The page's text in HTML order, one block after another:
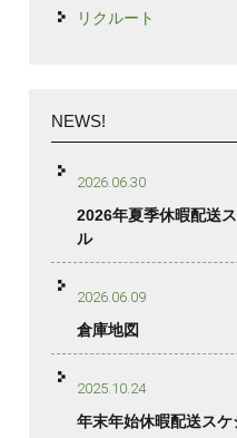
リクルート
NEWS!
2026.06.30
2026年夏季休暇配送
ル
2026.06.09
倉庫地図
2025.10.24
年末年始休暇配送スケ